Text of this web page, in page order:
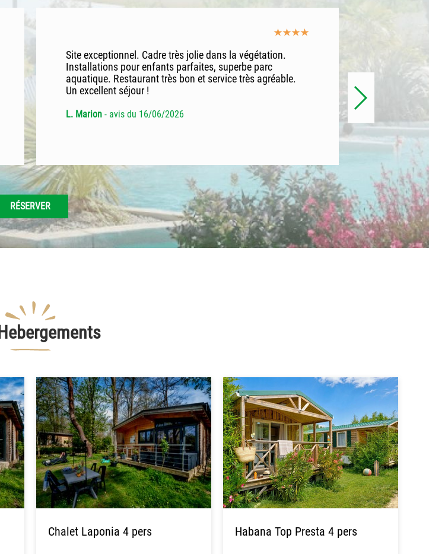
Site exceptionnel. Cadre très jolie dans la végétation.
Installations pour enfants parfaites, superbe parc
aquatique. Restaurant très bon et service très agréable.
Un excellent séjour !
L. Marion - avis du 16/06/2026
du
l'espace
V. Laura
RÉSERVER
Hebergements
Chalet Laponia 4 pers Habana Top Presta 4 pers